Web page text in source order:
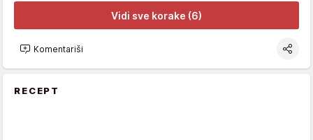
Vidi sve korake (6)
Komentariši
RECEPT